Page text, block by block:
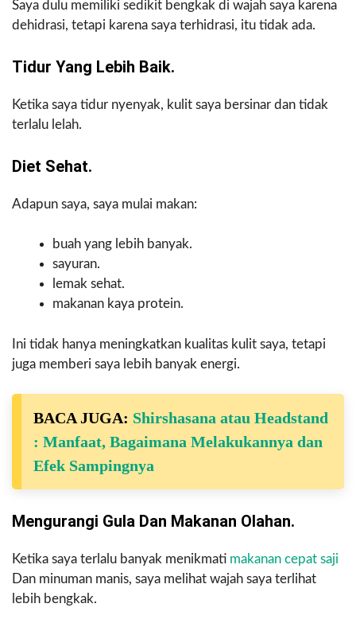
Saya dulu memiliki sedikit bengkak di wajah saya karena
dehidrasi, tetapi karena saya terhidrasi, itu tidak ada.
Tidur Yang Lebih Baik.
Ketika saya tidur nyenyak, kulit saya bersinar dan tidak
terlalu lelah.
Diet Sehat.
Adapun saya, saya mulai makan:
buah yang lebih banyak.
sayuran.
lemak sehat.
makanan kaya protein.
Ini tidak hanya meningkatkan kualitas kulit saya, tetapi
juga memberi saya lebih banyak energi.
BACA JUGA: Shirshasana atau Headstand
: Manfaat, Bagaimana Melakukannya dan
Efek Sampingnya
Mengurangi Gula Dan Makanan Olahan.
Ketika saya terlalu banyak menikmati makanan cepat saji
Dan minuman manis, saya melihat wajah saya terlihat
lebih bengkak.